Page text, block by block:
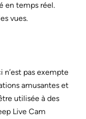
en temps réel.
vues.
pas exempte
amusantes et
utilisée à des
Live Cam